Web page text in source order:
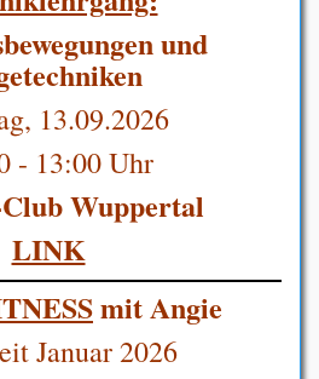
und
13.09.2026
- 13:00 Uhr
Wuppertal
LINK
mit Angie
Januar 2026